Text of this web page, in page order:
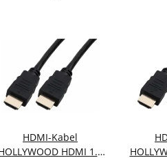
HDMI-Kabel
HDMI 1.4